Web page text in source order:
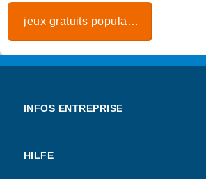
jeux gratuits populaires
INFOS ENTREPRISE
HILFE